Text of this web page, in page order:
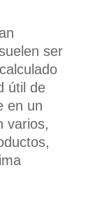
ser
útil de
en un
varios,